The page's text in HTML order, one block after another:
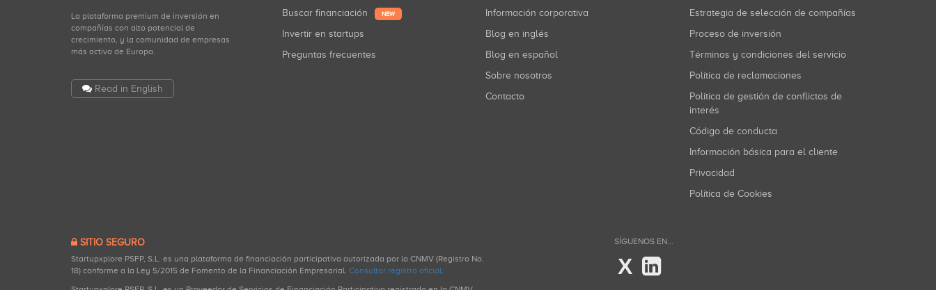
La plataforma premium de inversión en
compañías con alto potencial de
crecimiento, y la comunidad de empresas
más activa de Europa.
Read in English
Buscar financiación NEW
Invertir en startups
Preguntas frecuentes
Información corporativa
Blog en inglés
Blog en español
Sobre nosotros
Contacto
Estrategia de selección de compañías
Proceso de inversión
Términos y condiciones del servicio
Política de reclamaciones
Política de gestión de conflictos de
interés
Código de conducta
Información básica para el cliente
Privacidad
Política de Cookies
SITIO SEGURO
Startupxplore PSFP, S.L. es una plataforma de financiación participativa autorizada por la CNMV (Registro No.
18) conforme a la Ley 5/2015 de Fomento de la Financiación Empresarial. Consultar registro oficial.
SÍGUENOS EN...
X